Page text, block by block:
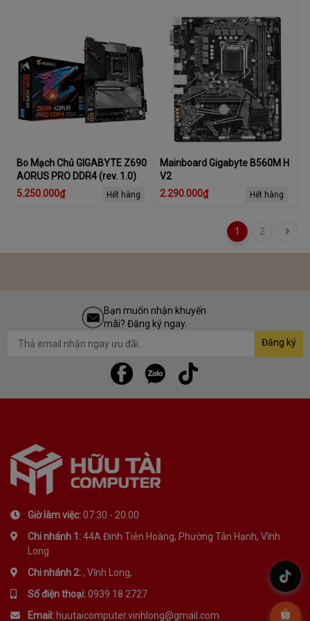
Bo Mạch Chủ GIGABYTE Z690
AORUS PRO DDR4 (rev. 1.0)
5.250.000₫
Hết hàng
Mainboard Gigabyte B560M H
V2
2.290.000₫
Hết hàng
1 2
Bạn muốn nhận khuyến
mãi? Đăng ký ngay.
Đăng ký
Giờ làm việc:07:30 - 20:00
Chi nhánh 1:44A Đinh Tiên Hoàng, Phường Tân Hạnh, Vĩnh
Long
Chi nhánh 2:, Vĩnh Long,
Số điện thoại:0939 18 2727
Email: huutaicomputer.vinhlong@gmail.com
.
.